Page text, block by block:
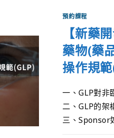
預約課程
【新藥
藥物(藥
操作規
一、GLP對非
二、GLP的架
三、Sponsor